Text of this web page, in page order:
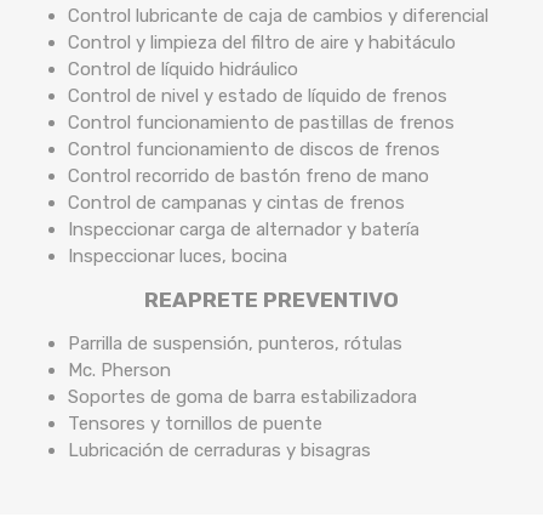
Control lubricante de caja de cambios y diferencial
Control y limpieza del filtro de aire y habitáculo
Control de líquido hidráulico
Control de nivel y estado de líquido de frenos
Control funcionamiento de pastillas de frenos
Control funcionamiento de discos de frenos
Control recorrido de bastón freno de mano
Control de campanas y cintas de frenos
Inspeccionar carga de alternador y batería
Inspeccionar luces, bocina
REAPRETE PREVENTIVO
Parrilla de suspensión, punteros, rótulas
Mc. Pherson
Soportes de goma de barra estabilizadora
Tensores y tornillos de puente
Lubricación de cerraduras y bisagras